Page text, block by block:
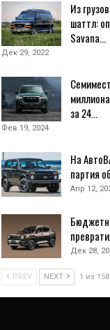
Из
шаттл:
Savana…
Дек 29, 2022
за 24…
Фев 19, 2024
На
партия
Апр 12,
Дек 28,
PREV NEXT 1 из 158